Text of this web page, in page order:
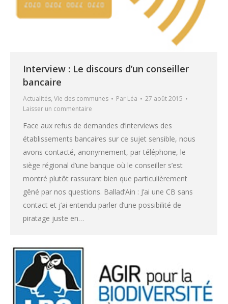
Interview : Le discours d’un conseiller
bancaire
Actualités, Vie des communes Par Léa
27 août 2015
Laisser un commentaire
Face aux refus de demandes d’interviews des
établissements bancaires sur ce sujet sensible, nous
avons contacté, anonymement, par téléphone, le
siège régional d’une banque où le conseiller s’est
montré plutôt rassurant bien que particulièrement
gêné par nos questions. Ballad’Ain : J’ai une CB sans
contact et j’ai entendu parler d’une possibilité de
piratage juste en…